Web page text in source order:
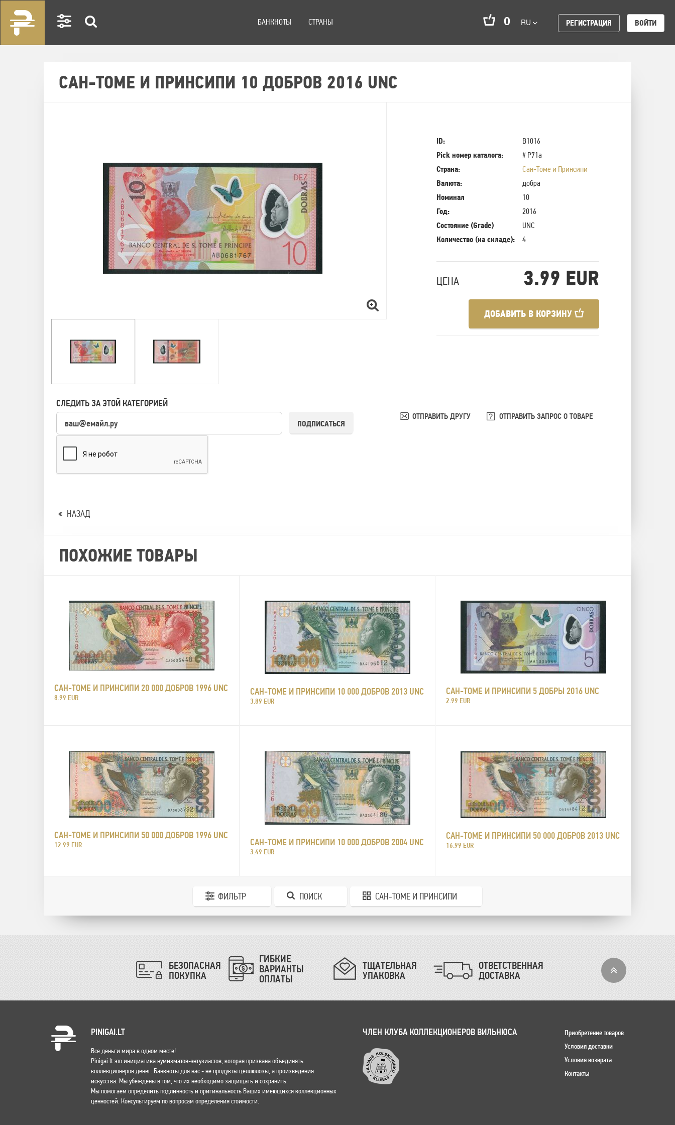
БАНКНОТЫ СТРАНЫ 0 RU РЕГИСТРАЦИЯ ВОЙТИ
САН-ТОМЕ И ПРИНСИПИ 10 ДОБРОВ 2016 UNC
ID:
B1016
Pick номер каталога:
# P71a
Страна:
Сан-Томе и Принсипи
Валюта:
добра
Номинал
10
Год:
2016
Состояние (Grade)
UNC
Количество (на складе):
4
ЦЕНА 3.99 EUR
ДОБАВИТЬ В КОРЗИНУ
СЛЕДИТЬ ЗА ЭТОЙ КАТЕГОРИЕЙ
ПОДПИСАТЬСЯ
ОТПРАВИТЬ ДРУГУ ОТПРАВИТЬ ЗАПРОС О ТОВАРЕ
НАЗАД
ПОХОЖИЕ ТОВАРЫ
САН-ТОМЕ И ПРИНСИПИ 20 000 ДОБРОВ 1996 UNC
8.99 EUR
САН-ТОМЕ И ПРИНСИПИ 10 000 ДОБРОВ 2013 UNC
3.89 EUR
САН-ТОМЕ И ПРИНСИПИ 5 ДОБРЫ 2016 UNC
2.99 EUR
САН-ТОМЕ И ПРИНСИПИ 50 000 ДОБРОВ 1996 UNC
12.99 EUR САН-ТОМЕ И ПРИНСИПИ 10 000 ДОБРОВ 2004 UNC
3.49 EUR
САН-ТОМЕ И ПРИНСИПИ 50 000 ДОБРОВ 2013 UNC
16.99 EUR
ФИЛЬТР ПОИСК САН-ТОМЕ И ПРИНСИПИ
БЕЗОПАСНАЯ
ПОКУПКА
ГИБКИЕ
ВАРИАНТЫ
ОПЛАТЫ
ТЩАТЕЛЬНАЯ
УПАКОВКА
ОТВЕТСТВЕННАЯ
ДОСТАВКА
PINIGAI.LT
Все деньги мира в одном месте!
Pinigai.lt это инициатива нумизматов-энтузиастов, которая призвана объединять
коллекционеров денег. Банкноты для нас - не продукты целлюлозы, а произведения
искусства. Мы убеждены в том, что их необходимо защищать и сохранить.
Мы помогаем определить подлинность и оригинальность Ваших имеющихся коллекционных
ценностей. Консультируем по вопросам определения стоимости.
ЧЛЕН КЛУБА КОЛЛЕКЦИОНЕРОВ ВИЛЬНЮСА
Приобретение товаров
Условия доставки
Условия возврата
Контакты